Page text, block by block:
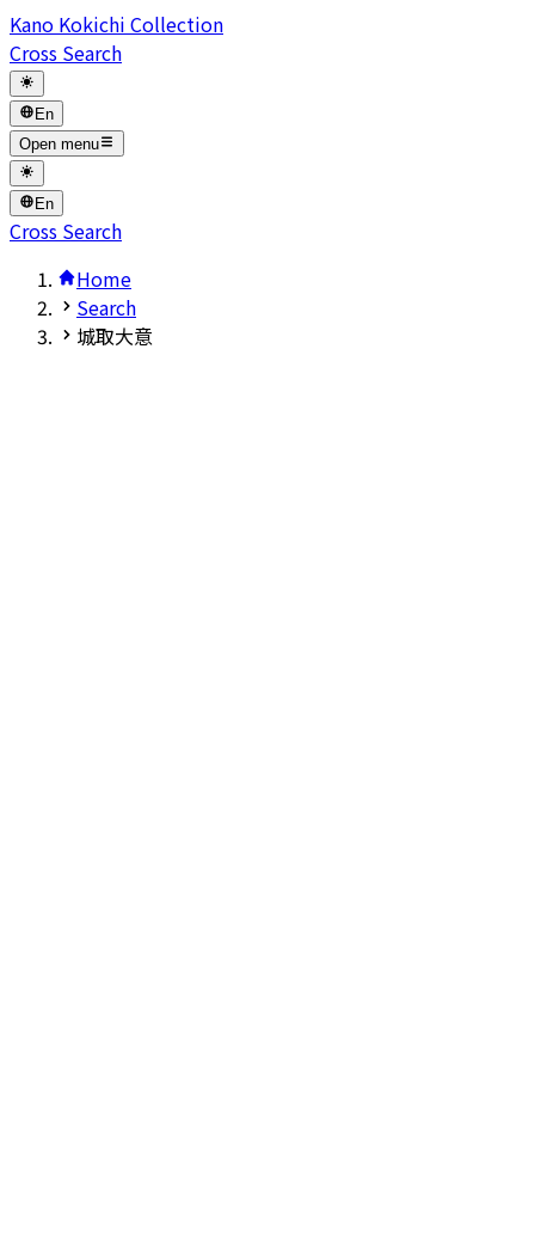
Kano Kokichi Collection
Cross Search
En
Open menu
En
Cross Search
Home
Search
城取大意